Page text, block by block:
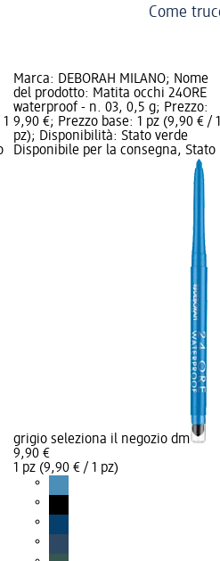
Come
Marca: DEBORAH MILANO; Nome
del prodotto: Matita occhi 24ORE
waterproof - n. 03, 0,5 g; Prezzo:
9,90 €; Prezzo base: 1 pz (9,90 € / 1
pz); Disponibilità: Stato verde
Disponibile per la consegna, Stato
grigio seleziona il negozio dm
9,90 €
1 pz (9,90 € / 1 pz)